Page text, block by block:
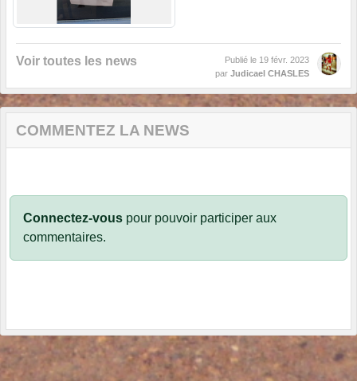
Voir toutes les news Publié le 19 févr. 2023
par Judicael CHASLES
COMMENTEZ LA NEWS
Connectez-vous pour pouvoir participer aux
commentaires.